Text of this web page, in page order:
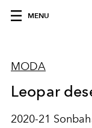
MENU
MODA
Leopar
2020-21